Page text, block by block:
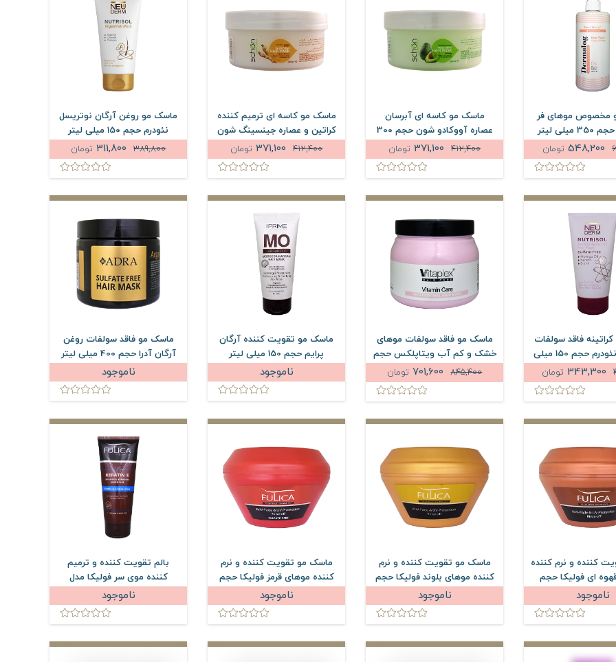
مخصوص موهای فر
لیتر
تومان
ماسک مو کاسه ای آبرسان
عصاره آووکادو شون حجم 300
میلی لیتر412,400 تومان
ماسک مو کاسه ای ترمیم کننده
کراتین و عصاره جینسینگ شون
حجم 300 میلی لیتر
412,400 تومان
ماسک مو روغن آرگان نوتریسل
نئودرم حجم 150 میلی لیتر
389,800
تومان
فاقد سولفات
نوتریسل نئودرم حجم 150 میلی
لیتر
تومان
ماسک مو فاقد سولفات موهای
خشک و کم آب ویتاپلکس حجم
500 میلی لیتر
845,400 تومان
ماسک مو تقویت کننده آرگان
پرایم حجم 150 میلی لیتر
ناموجود
ماسک مو فاقد سولفات روغن
آرگان آدرا حجم 400 میلی لیتر
ناموجود
کننده و نرم کننده
ای فولیکا حجم
300 میلی لیترناموجود
ماسک مو تقویت کننده و نرم
کننده موهای بلوند فولیکا حجم
300 میلی لیترناموجود
ماسک مو تقویت کننده و نرم
کننده موهای قرمز فولیکا حجم
300 میلی لیترناموجود
بالم تقویت کننده و ترمیم
کننده موی سر فولیکا مدل
ناموجود